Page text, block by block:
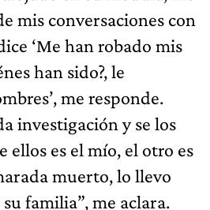
mis conversaciones con
‘Me han robado mis
han sido?, le
me responde.
investigación y se los
ellos es el mío, el otro es
muerto, lo llevo
familia”, me aclara.